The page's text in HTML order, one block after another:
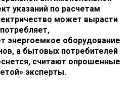
указаний по расчетам
может вырасти
энергоемкое оборудование
а бытовых потребителей
считают опрошенные
эксперты.